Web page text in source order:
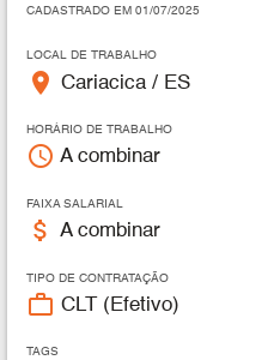
CADASTRADO EM 01/07/2025
LOCAL DE TRABALHO
place Cariacica / ES
HORÁRIO DE TRABALHO
access_time A combinar
FAIXA SALARIAL
attach_money A combinar
TIPO DE CONTRATAÇÃO
work_outline CLT (Efetivo)
TAGS